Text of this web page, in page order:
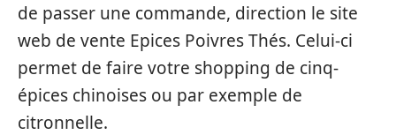
de passer une commande, direction le site
web de vente Epices Poivres Thés. Celui-ci
permet de faire votre shopping de cinq-
épices chinoises ou par exemple de
citronnelle.